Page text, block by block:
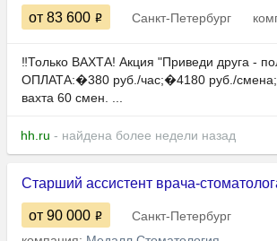
от 83 600 Санкт-Петербург
‼️Только ВАХТА! Акция "Приведи друга -
ОПЛАТА:�380 руб./час;�4180 руб./
вахта 60 смен. ...
hh.ru - найдена более недели назад
Старший ассистент врача-
от 90 000
Санкт-Петербург